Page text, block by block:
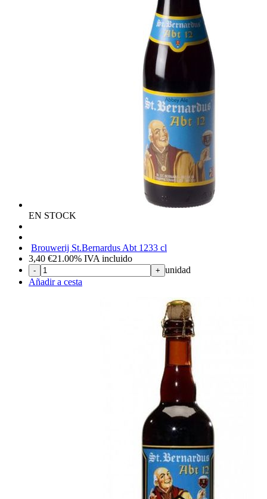
EN STOCK
Brouwerij St.Bernardus Abt 1233 cl
3,40 €21.00% IVA incluido
- + unidad
Añadir a cesta